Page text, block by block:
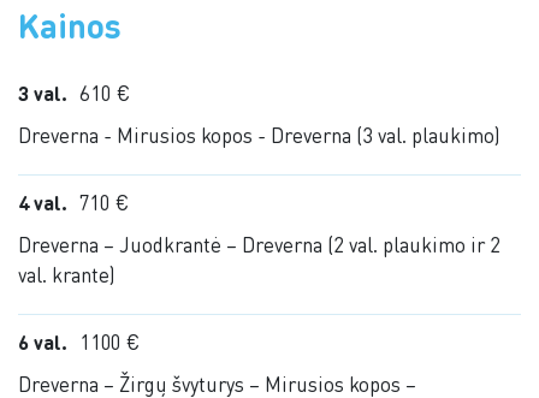
Kainos
3 val. 610 €
Dreverna - Mirusios kopos - Dreverna (3 val. plaukimo)
4 val. 710 €
Dreverna – Juodkrantė – Dreverna (2 val. plaukimo ir 2
val. krante)
6 val. 1100 €
Dreverna – Žirgų švyturys – Mirusios kopos –